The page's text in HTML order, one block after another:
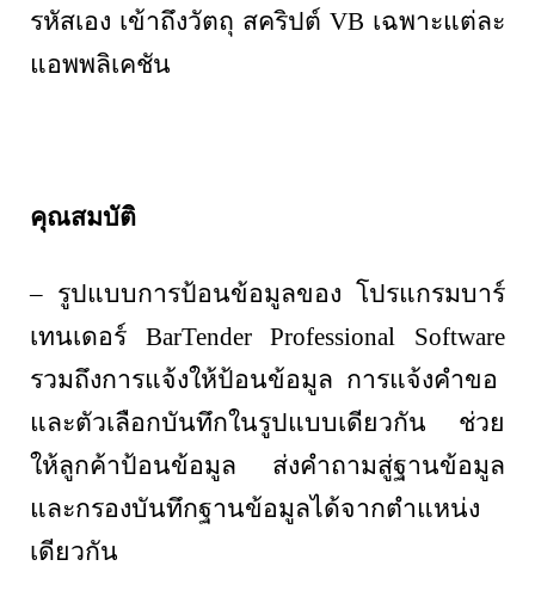
รหัสเอง เข้าถึงวัตถุ สคริปต์ VB เฉพาะแต่ละ
แอพพลิเคชัน
คุณสมบัติ
– รูปแบบการป้อนข้อมูลของ โปรแกรมบาร์
เทนเดอร์ BarTender Professional Software
รวมถึงการแจ้งให้ป้อนข้อมูล การแจ้งคำขอ
และตัวเลือกบันทึกในรูปแบบเดียวกัน ช่วย
ให้ลูกค้าป้อนข้อมูล ส่งคำถามสู่ฐานข้อมูล
และกรองบันทึกฐานข้อมูลได้จากตำแหน่ง
เดียวกัน